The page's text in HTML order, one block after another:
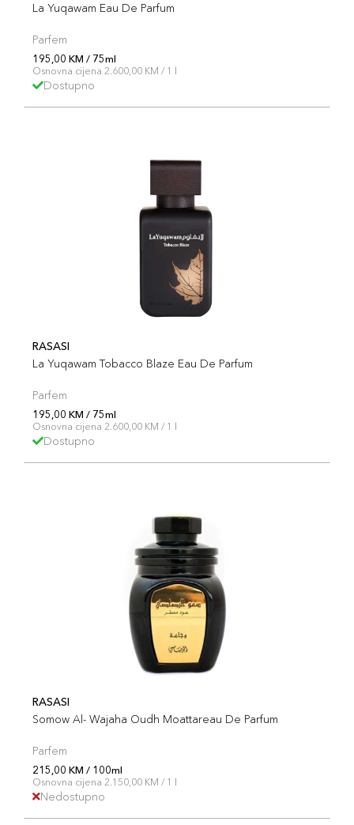
La Yuqawam Eau De Parfum
Parfem
195,00 KM / 75ml
Osnovna cijena 2.600,00 KM / 1 l
Dostupno
RASASI
La Yuqawam Tobacco Blaze Eau De Parfum
Parfem
195,00 KM / 75ml
Osnovna cijena 2.600,00 KM / 1 l
Dostupno
RASASI
Somow Al- Wajaha Oudh Moattareau De Parfum
Parfem
215,00 KM / 100ml
Osnovna cijena 2.150,00 KM / 1 l
Nedostupno